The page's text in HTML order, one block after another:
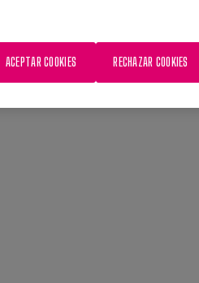
RECHAZAR COOKIES
ACEPTAR COOKIES